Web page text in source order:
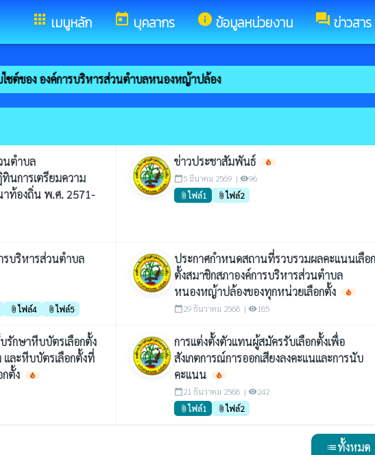
appsเมนูหลัก todayบุคลากร infoข้อมูลหน่วยงาน forumข่าวสาร
อย จังหวัดสุโขทัย
การบริหารส่วนตำบลหนองหญ้าปล้อง
นตำบล
นการเตรียมความ
ท้องถิ่น พ.ศ. 2571-
ข่าวประชาสัมพันธ์ local_fire_department
calendar_today5 มีนาคม 2569 | visibility96
attach_file ไฟล์1 attach_file ไฟล์2
รบริหารส่วนตำบล
attach_file ไฟล์4 attach_file ไฟล์5
ประกาศกำหนดสถานที่รวบรวมผลคะแนนเลือก
ตั้งสมาชิกสภาองค์การบริหารส่วนตำบล
หนองหญ้าปล้องของทุกหน่วยเลือกตั้ง
local_fire_department
calendar_today29 ธันวาคม 2568 | visibility185
รักษาหีบบัตรเลือกตั้ง
และหีบบัตรเลือกตั้งที่
ตั้ง
local_fire_department
การแต่งตั้งตัวแทนผู้สมัครรับเลือกตั้งเพื่อ
สังเกตการณ์การออกเสียงลงคะแนและการนับ
คะแนน
local_fire_department
calendar_today21 ธันวาคม 2568 | visibility242
attach_file ไฟล์1 attach_file ไฟล์2
listทั้งหมด